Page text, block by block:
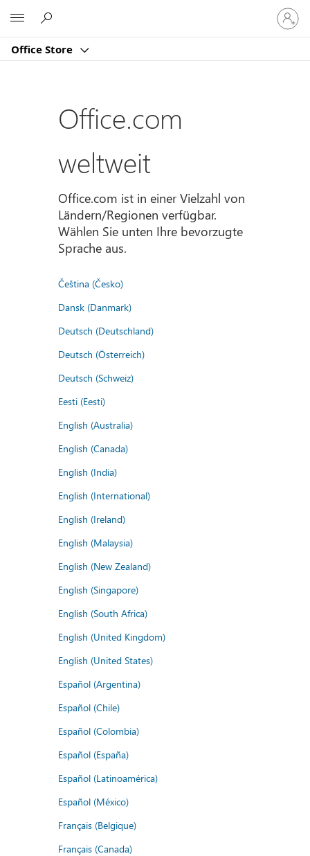
Office Store
Bei
Ihrem
Konto
Office.com
weltweit
Office.com ist in einer Vielzahl von
Ländern/Regionen verfügbar.
Wählen Sie unten Ihre bevorzugte
Sprache aus.
Čeština (Česko)
Dansk (Danmark)
Deutsch (Deutschland)
Deutsch (Österreich)
Deutsch (Schweiz)
Eesti (Eesti)
English (Australia)
English (Canada)
English (India)
English (International)
English (Ireland)
English (Malaysia)
English (New Zealand)
English (Singapore)
English (South Africa)
English (United Kingdom)
English (United States)
Español (Argentina)
Español (Chile)
Español (Colombia)
Español (España)
Español (Latinoamérica)
Español (México)
Français (Belgique)
Français (Canada)